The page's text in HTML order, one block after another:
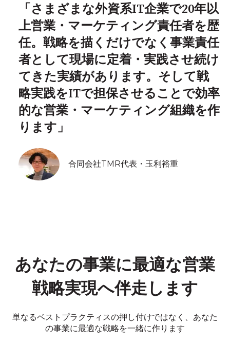
「さまざまな外資系IT企業で20年以
上営業・マーケティング責任者を歴
任。戦略を描くだけでなく事業責任
者として現場に定着・実践させ続け
てきた実績があります。そして戦
略実践をITで担保させることで効率
的な営業・マーケティング組織を作
ります」
合同会社TMR代表・玉利裕重
あなたの事業に最適な営業
戦略実現へ伴走します
単なるベストプラクティスの押し付けではなく、あなた
の事業に最適な戦略を一緒に作ります